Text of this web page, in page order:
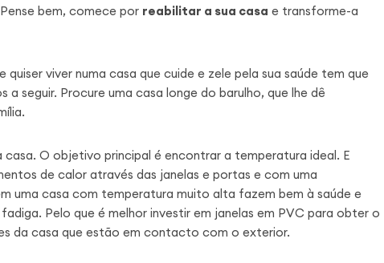
bem, comece por reabilitar a sua casa e transforme-a
viver numa casa que cuide e zele pela sua saúde tem que
seguir. Procure uma casa longe do barulho, que lhe dê
O objetivo principal é encontrar a temperatura ideal. E
de calor através das janelas e portas e com uma
uma casa com temperatura muito alta fazem bem à saúde e
Pelo que é melhor investir em janelas em PVC para obter o
da casa que estão em contacto com o exterior.